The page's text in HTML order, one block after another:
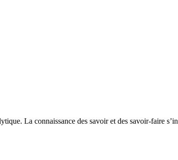
La connaissance des savoir et des savoir-faire